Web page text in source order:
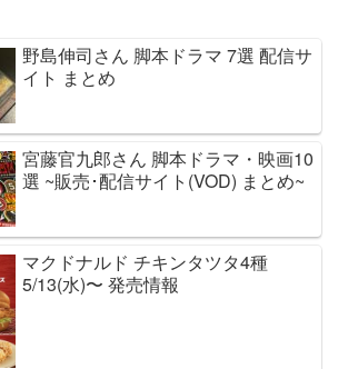
野島伸司さん 脚本ドラマ 7選 配信サ
イト まとめ
宮藤官九郎さん 脚本ドラマ・映画10
選 ~販売･配信サイト(VOD) まとめ~
マクドナルド チキンタツタ4種
5/13(水)〜 発売情報